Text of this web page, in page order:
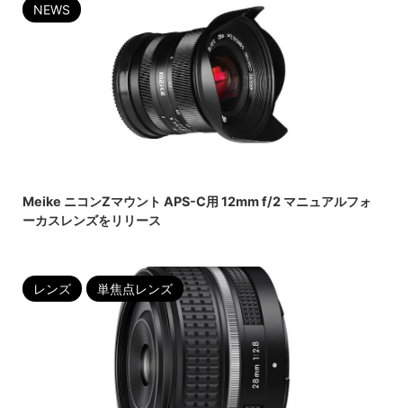
NEWS
Meike ニコンZマウント APS-C用 12mm f/2 マニュアルフォ
ーカスレンズをリリース
レンズ 単焦点レンズ